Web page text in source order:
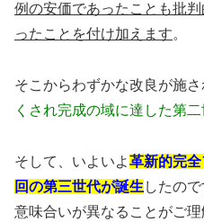
例の安価であったことも批
ったことを付け加えます。
そこからわずかな改良が施さ
くされ完成の域に達した第
そして、いよいよ革新的完
回の第三世代が誕生 したの
意味合いが異なることがご